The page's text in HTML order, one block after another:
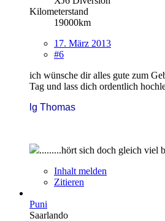
Kilometerstand
19000km
17. März 2013
#6
ich wünsche dir alles gute zum
Tag und lass dich ordentlich
lg Thomas
.........hört sich doch gleich viel
Inhalt melden
Zitieren
Puni
Saarlando